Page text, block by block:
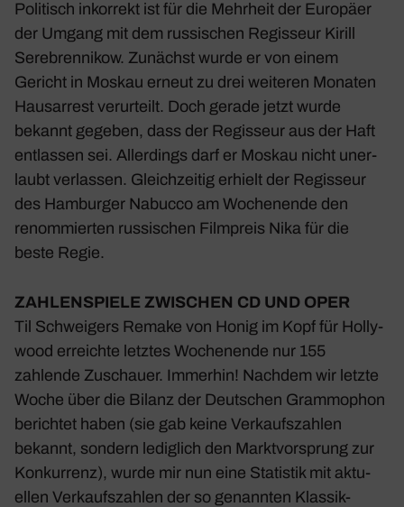
Poli­tisch inkor­rekt ist für die Mehr­heit der Euro­päer
der Umgang mit dem russi­schen Regis­seur Kirill
Serebren­nikow. Zunächst wurde er von einem
Gericht in Moskau erneut zu drei weiteren Monaten
Haus­ar­rest verur­teilt. Doch gerade jetzt wurde
bekannt gegeben, dass der Regis­seur aus der Haft
entlassen sei. Aller­dings darf er Moskau nicht uner­
laubt verlassen. Gleich­zeitig erhielt der Regis­seur
des Hamburger Nabucco am Wochen­ende den
renom­mierten russi­schen Film­preis Nika für die
beste Regie.
ZAHLEN­SPIELE ZWISCHEN CD UND OPER
Til Schwei­gers Remake von Honig im Kopf für Holly­
wood erreichte letztes Wochen­ende nur 155
zahlende Zuschauer. Immerhin! Nachdem wir letzte
Woche über die Bilanz der Deut­schen Gram­mo­phon
berichtet haben (sie gab keine Verkaufs­zahlen
bekannt, sondern ledig­lich den Markt­vor­sprung zur
Konkur­renz), wurde mir nun eine Statistik mit aktu­
ellen Verkaufs­zahlen der so genannten Klassik-